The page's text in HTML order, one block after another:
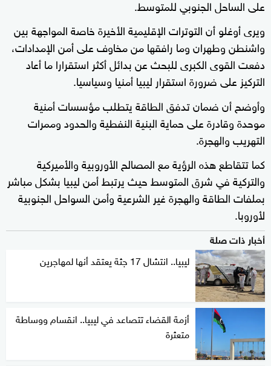
على الساحل الجنوبي للمتوسط.
ويرى أوغلو أن التوترات الإقليمية الأخيرة خاصة المواجهة بين
واشنطن وطهران وما رافقها من مخاوف على أمن الإمدادات،
دفعت القوى الكبرى للبحث عن بدائل أكثر استقرارا ما أعاد
التركيز على ضرورة استقرار ليبيا أمنيا وسياسيا.
وأوضح أن ضمان تدفق الطاقة يتطلب مؤسسات أمنية
موحدة وقادرة على حماية البنية النفطية والحدود وممرات
التهريب والهجرة.
كما تتقاطع هذه الرؤية مع المصالح الأوروبية والأميركية
والتركية في شرق المتوسط حيث يرتبط أمن ليبيا بشكل مباشر
بملفات الطاقة والهجرة غير الشرعية وأمن السواحل الجنوبية
لأوروبا.
أخبار ذات صلة
ليبيا.. انتشال 17 جثة يعتقد أنها لمهاجرين
أزمة القضاء تتصاعد في ليبيا.. انقسام ووساطة
متعثرة